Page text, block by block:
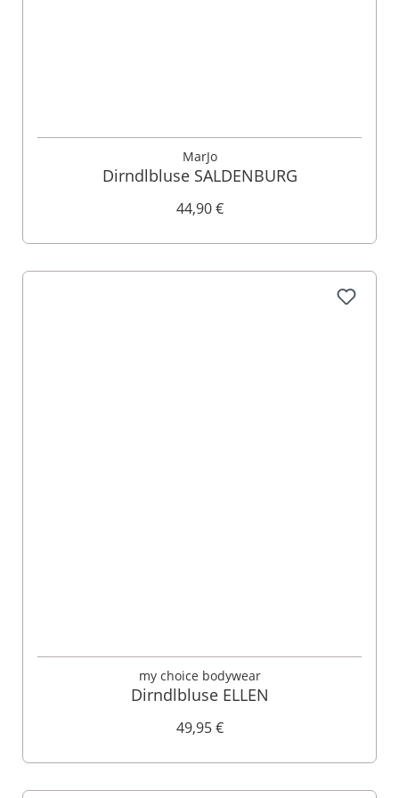
MarJo
Dirndlbluse SALDENBURG
44,90 €
my choice bodywear
Dirndlbluse ELLEN
49,95 €